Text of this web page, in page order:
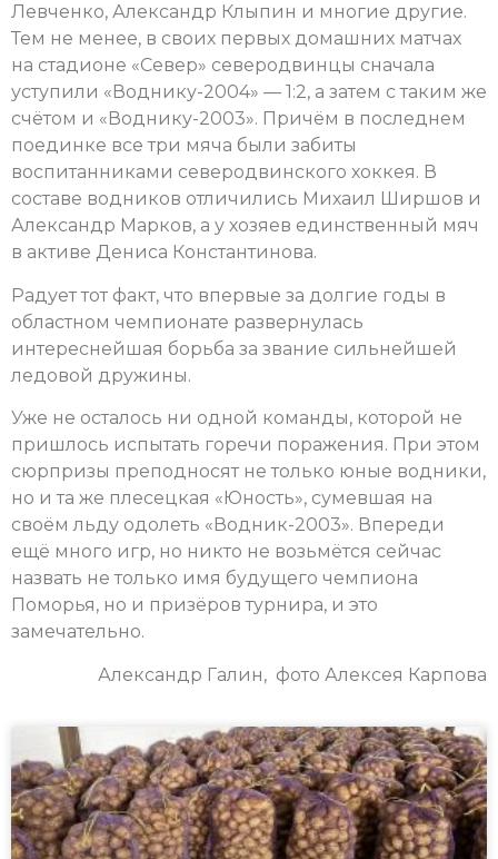
Левченко, Александр Клыпин и многие другие.
Тем не менее, в своих первых домашних матчах
на стадионе «Север» северодвинцы сначала
уступили «Воднику-2004» — 1:2, а затем с таким же
счётом и «Воднику-2003». Причём в последнем
поединке все три мяча были забиты
воспитанниками северодвинского хоккея. В
составе водников отличились Михаил Ширшов и
Александр Марков, а у хозяев единственный мяч
в активе Дениса Константинова.
Радует тот факт, что впервые за долгие годы в
областном чемпионате развернулась
интереснейшая борьба за звание сильнейшей
ледовой дружины.
Уже не осталось ни одной команды, которой не
пришлось испытать горечи поражения. При этом
сюрпризы преподносят не только юные водники,
но и та же плесецкая «Юность», сумевшая на
своём льду одолеть «Водник-2003». Впереди
ещё много игр, но никто не возьмётся сейчас
назвать не только имя будущего чемпиона
Поморья, но и призёров турнира, и это
замечательно.
Александр Галин, фото Алексея Карпова